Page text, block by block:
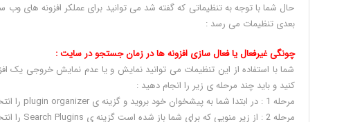
حال شما با توجه به تنظیماتی که گفته شد می توانید برای عملکر افزونه های
بعدی تنظیمات می رسد :
چونگی غیرفعال یا فعال سازی افزونه ها در زمان جستجو در سایت :
شما با استفاده از این تنظیمات می توانید نمایش و یا عدم نمایش خروجی یک
کنید و باید چند مرحله ی زیر را انجام دهید :
مرحله 1 : در ابتدا شما به پیشخوان خود بروید و گزینه ی plugin organizer را انتخاب نمایید .
مرحله 2 : از زیر منویی که برای شما باز شده است گزینه ی Search Plugins را انتخاب نمایید .